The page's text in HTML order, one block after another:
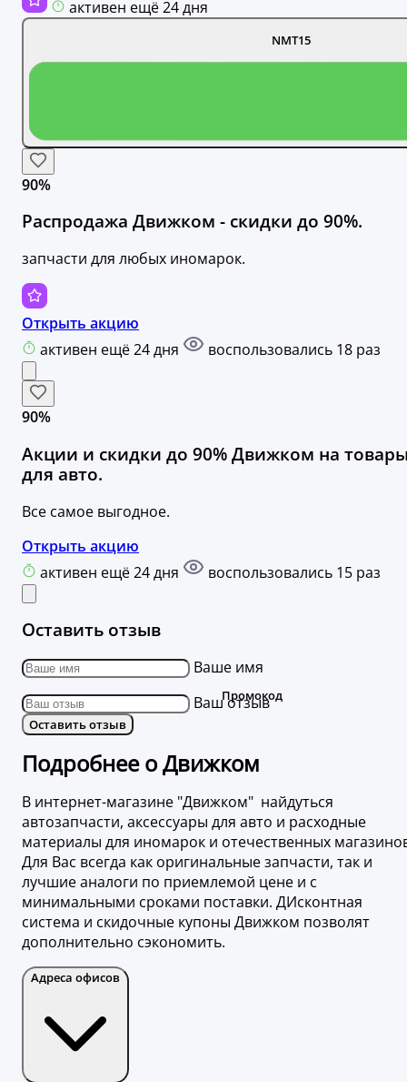
активен ещё 24 дня
NMT15
90%
Распродажа Движком - скидки до 90%.
запчасти для любых иномарок.
Открыть акцию
активен ещё 24 дня
воспользовались 18 раз
90%
Акции и скидки до 90% Движком на
для авто.
Все самое выгодное.
Открыть акцию
активен ещё 24 дня
воспользовались 15 раз
Оставить отзыв
Ваше имя
Ваш отзыв
Оставить отзыв
Подробнее о Движком
В интернет-магазине "Движком" найдуться
автозапчасти, аксессуары для авто и расходные
материалы для иномарок и отечественных
Для Вас всегда как оригинальные запчасти, так и
лучшие аналоги по приемлемой цене и с
минимальными сроками поставки. ДИсконтная
система и скидочные купоны Движком позволят
дополнительно сэкономить.
Адреса офисов